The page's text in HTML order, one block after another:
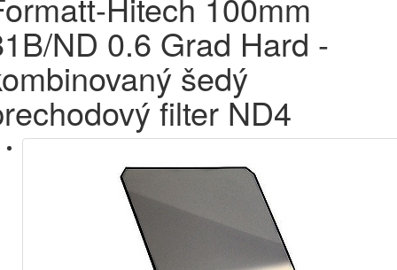
ND 0.6 Grad Hard -
šedý
filter ND4